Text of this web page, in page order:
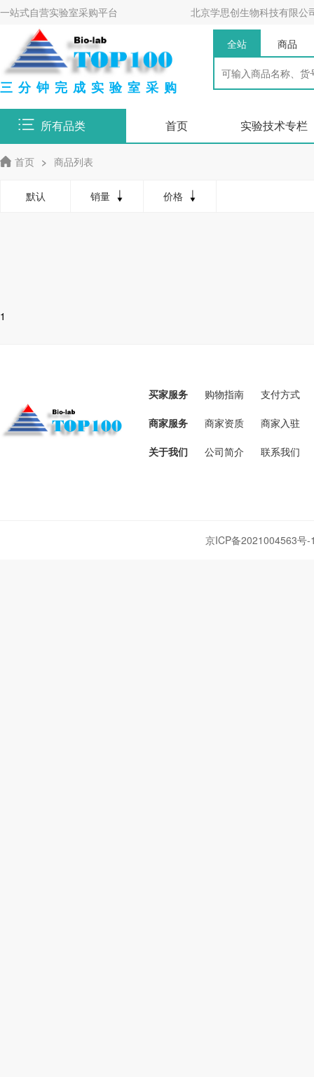
一站式自营实验室采购平台 北京学思创生物科技有限公
三分钟完成实验室采购
全站 商品
所有品类 首页 实验技术专栏
首页 > 商品列表
默认 销量 价格
1
买家服务 购物指南 支付方式
商家服务 商家资质 商家入驻
关于我们 公司简介 联系我们
京ICP备2021004563号-